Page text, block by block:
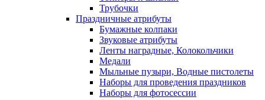
Трубочки
Праздничные атрибуты
Бумажные колпаки
Звуковые атрибуты
Ленты наградные, Колокольчики
Медали
Мыльные пузыри, Водные пистолеты
Наборы для проведения праздников
Наборы для фотосессии